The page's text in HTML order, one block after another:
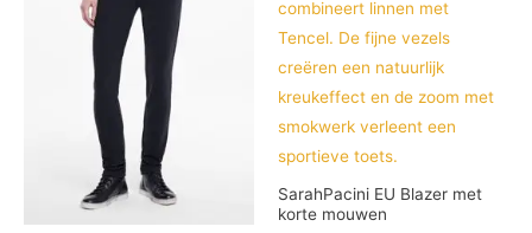
SarahPacini EU Blazer met
korte mouwen